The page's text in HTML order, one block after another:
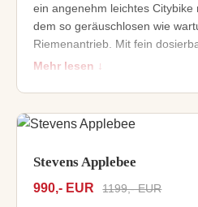
ein angenehm leichtes Citybike
dem so geräuschlosen wie
Riemenantrieb. Mit fein
Scheibenbremsen und einer
bequemen Oxygen-Cockpit.
längst überzeugt.
Hochwertige Shimano
Gates Carbon-
integriertem Hosenschutz
Mehr lesen ↓
Stevens Applebee
990,- EUR
1199,- EUR